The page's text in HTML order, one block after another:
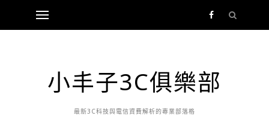
小丰子3C俱樂部
最新3C科技與電信資費解析的專業部落格